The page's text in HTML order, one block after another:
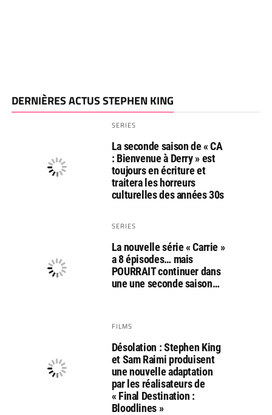
DERNIÈRES ACTUS STEPHEN KING
SERIES
La seconde saison de « CA
: Bienvenue à Derry » est
toujours en écriture et
traitera les horreurs
culturelles des années 30s
SERIES
La nouvelle série « Carrie »
a 8 épisodes… mais
POURRAIT continuer dans
une une seconde saison…
FILMS
Désolation : Stephen King
et Sam Raimi produisent
une nouvelle adaptation
par les réalisateurs de
« Final Destination :
Bloodlines »